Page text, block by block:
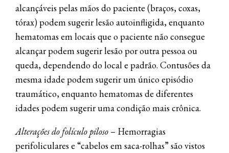
alcançáveis ​​pelas mãos do paciente (braços, coxas,
tórax) podem sugerir lesão autoinfligida, enquanto
hematomas em locais que o paciente não consegue
alcançar podem sugerir lesão por outra pessoa ou
queda, dependendo do local e padrão. Contusões da
mesma idade podem sugerir um único episódio
traumático, enquanto hematomas de diferentes
idades podem sugerir uma condição mais crônica.
Alterações do folículo piloso – Hemorragias
perifoliculares e “cabelos em saca-rolhas” são vistos